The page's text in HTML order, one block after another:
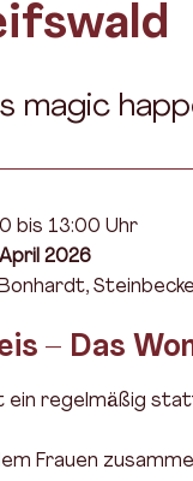
magic
bis 13:00 Uhr
2026
Bonhardt,
– Das
ein regelmäßig
Frauen